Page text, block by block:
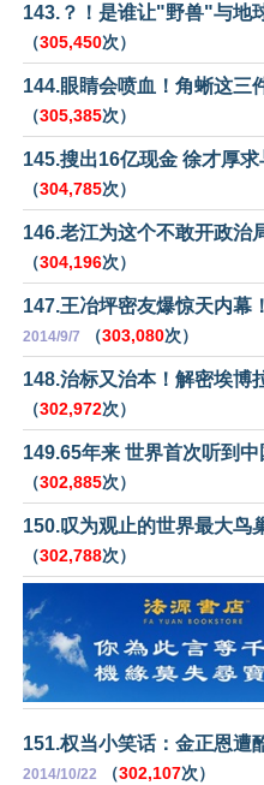
143.？！是谁让"野兽"与地
（305,450次）
144.眼睛会喷血！角蜥这三
（305,385次）
145.搜出16亿现金 徐才厚
（304,785次）
146.老江为这个不敢开政治
（304,196次）
147.王冶坪密友爆惊天内幕
2014/9/7 （303,080次）
148.治标又治本！解密埃博
（302,972次）
149.65年来 世界首次听到
（302,885次）
150.叹为观止的世界最大鸟
（302,788次）
151.权当小笑话：金正恩遭
2014/10/22 （302,107次）